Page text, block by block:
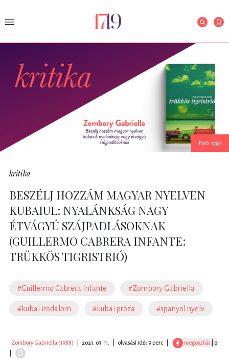
Fotó: 1749
kritika
BESZÉLJ HOZZÁM MAGYAR NYELVEN
KUBAIUL: NYALÁNKSÁG NAGY
ÉTVÁGYÚ SZÁJPADLÁSOKNAK
(GUILLERMO CABRERA INFANTE:
TRÜKKÖS TIGRISTRIÓ)
#Guillermo Cabrera Infante #Zombory Gabriella
#kubai irodalom #kubai próza #spanyol nyelv
Zombory Gabriella (1988) 2021. 03. 11. olvasási idő: 9 perc megosztás | 0